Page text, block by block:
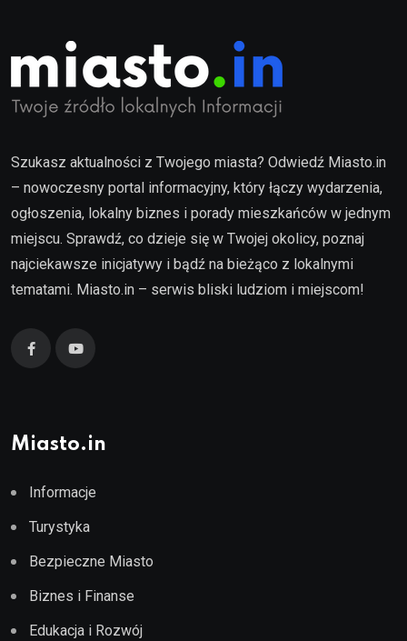
Szukasz aktualności z Twojego miasta? Odwiedź Miasto.in
– nowoczesny portal informacyjny, który łączy wydarzenia,
ogłoszenia, lokalny biznes i porady mieszkańców w jednym
miejscu. Sprawdź, co dzieje się w Twojej okolicy, poznaj
najciekawsze inicjatywy i bądź na bieżąco z lokalnymi
tematami. Miasto.in – serwis bliski ludziom i miejscom!
Miasto.in
Informacje
Turystyka
Bezpieczne Miasto
Biznes i Finanse
Edukacja i Rozwój